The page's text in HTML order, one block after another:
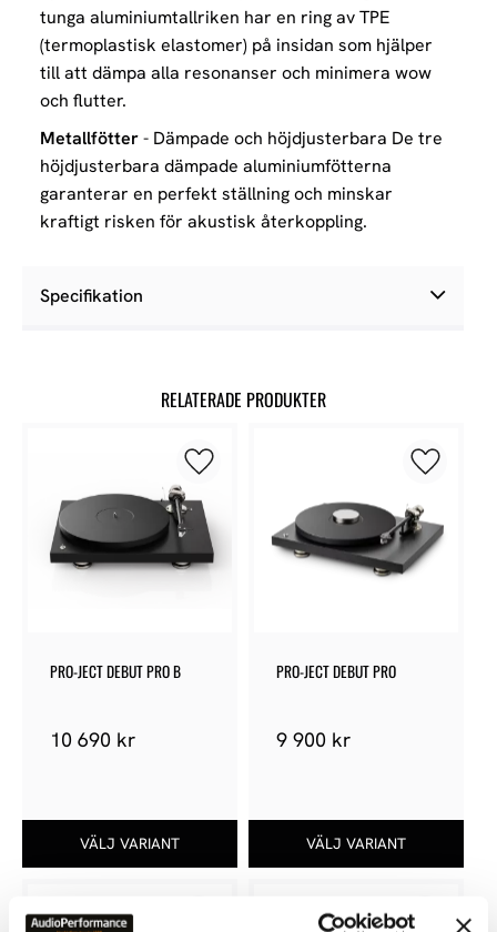
tunga aluminiumtallriken har en ring av TPE
(termoplastisk elastomer) på insidan som hjälper
till att dämpa alla resonanser och minimera wow
och flutter.
Metallfötter- Dämpade och höjdjusterbara De tre
höjdjusterbara dämpade aluminiumfötterna
garanterar en perfekt ställning och minskar
kraftigt risken för akustisk återkoppling.
Specifikation
RELATERADE PRODUKTER
PRO-JECT DEBUT PRO B
10 690 kr
Lägg till i favoriter
PRO-JECT DEBUT PRO
9 900 kr
Lägg till